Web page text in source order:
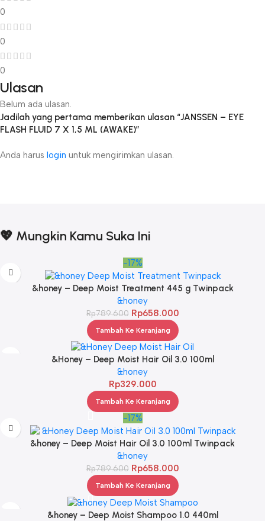
0
0
0
Ulasan
Belum ada ulasan.
Jadilah yang pertama memberikan ulasan “JANSSEN – EYE
FLASH FLUID 7 X 1,5 ML (AWAKE)”
Anda harus login untuk mengirimkan ulasan.
💖 Mungkin Kamu Suka Ini
-17%
&honey – Deep Moist Treatment 445 g Twinpack
&honey
Rp789.600 Rp658.000
Tambah Ke Keranjang
&Honey – Deep Moist Hair Oil 3.0 100ml
&honey
Rp329.000
Tambah Ke Keranjang
-17%
&honey – Deep Moist Hair Oil 3.0 100ml Twinpack
&honey
Rp789.600 Rp658.000
Tambah Ke Keranjang
&honey – Deep Moist Shampoo 1.0 440ml